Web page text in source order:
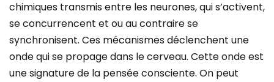
chimiques transmis entre les neurones, qui s’activent,
se concurrencent et ou au contraire se
synchronisent. Ces mécanismes déclenchent une
onde qui se propage dans le cerveau. Cette onde est
une signature de la pensée consciente. On peut